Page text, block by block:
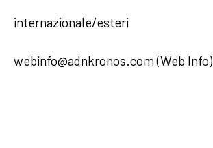
internazionale/esteri
webinfo@adnkronos.com (Web Info)